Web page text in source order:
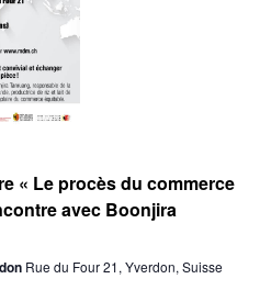
« Le procès du commerce
avec Boonjira
Rue du Four 21, Yverdon, Suisse